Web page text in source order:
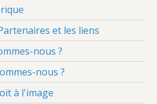
et les liens
nous ?
nous ?
à l'image